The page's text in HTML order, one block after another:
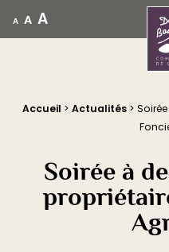
A A A
Accueil > Actualités>
Soirée à